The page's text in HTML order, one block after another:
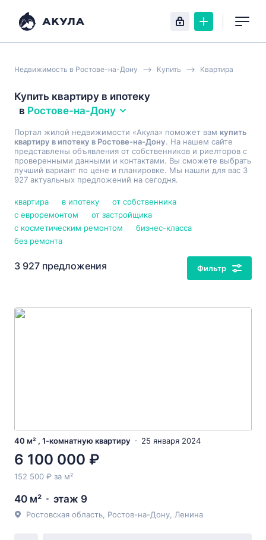
Недвижимость в Ростове-на-Дону Купить Квартира
Купить квартиру в ипотеку
в Ростове-на-Дону
Портал жилой недвижимости «Акула» поможет вам купить
квартиру в ипотеку в Ростове-на-Дону. На нашем сайте
представлены объявления от собственников и риелторов с
проверенными данными и контактами. Вы сможете выбрать
лучший вариант по цене и планировке. Мы нашли для вас 3
927 актуальных предложений на сегодня.
квартира в ипотеку
от собственника
с евроремонтом
от застройщика
с косметическим ремонтом
бизнес-класса
без ремонта
3 927 предложения Фильтр
40 м² , 1-комнатную квартиру 25 января 2024
6 100 000 ₽
152 500 ₽ за м²
40 м² этаж 9
Ростовская область, Ростов-на-Дону, Ленина